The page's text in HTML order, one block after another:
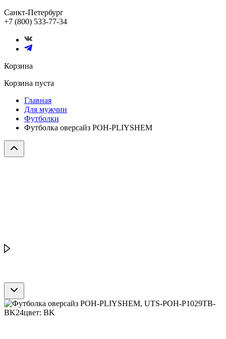
Санкт-Петербург
+7 (800) 533-77-34
Корзина
Корзина пуста
Главная
Для мужчин
Футболки
Футболка оверсайз POH-PLIYSHEM